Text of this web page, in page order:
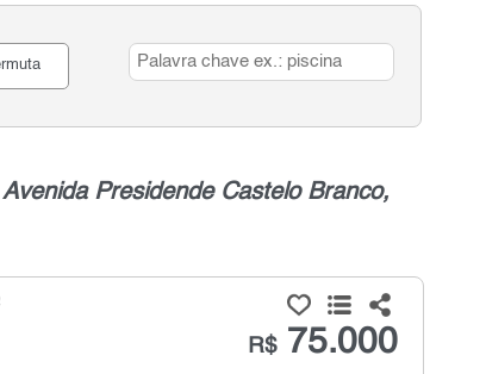
Presidende Castelo Branco,
R$75.000